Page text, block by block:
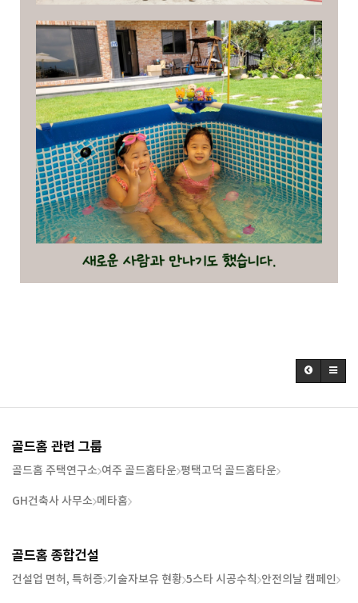
골드홈 관련 그룹
골드홈 주택연구소 여주 골드홈타운 평택고덕 골드홈타운
GH건축사 사무소 메타홈
골드홈 종합건설
건설업 면허, 특허증 기술자보유 현황 5스타 시공수칙 안전의날 캠페인